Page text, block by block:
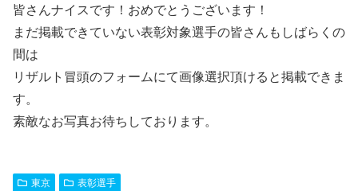
皆さんナイスです！おめでとうございます！
まだ掲載できていない表彰対象選手の皆さんもしばらくの
間は
リザルト冒頭のフォームにて画像選択頂けると掲載できま
す。
素敵なお写真お待ちしております。
東京 表彰選手